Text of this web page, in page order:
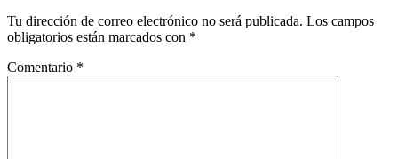
Tu dirección de correo electrónico no será publicada. Los campos
obligatorios están marcados con *
Comentario *